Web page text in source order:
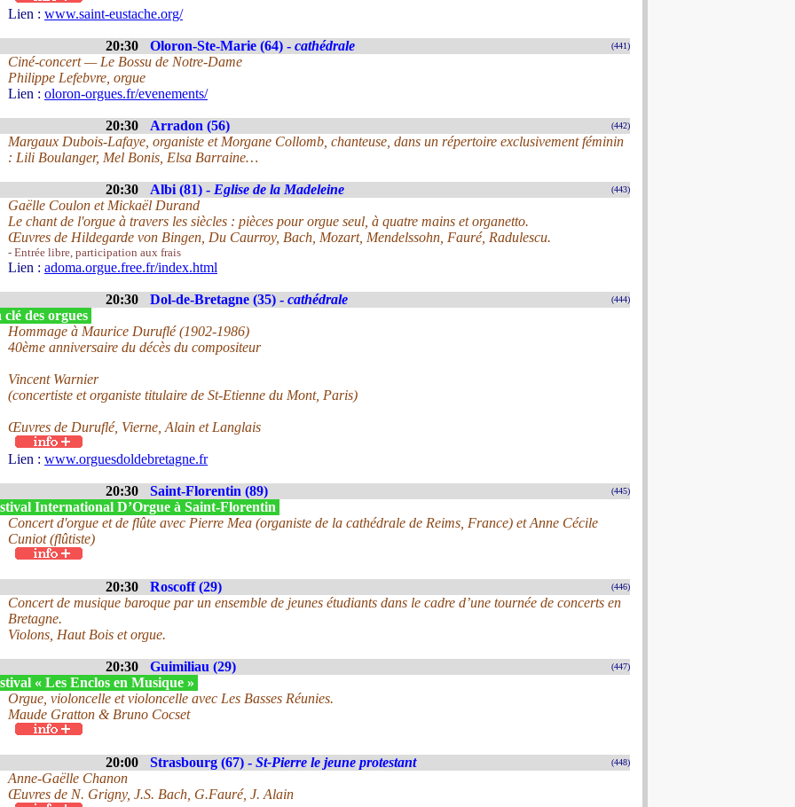
Lien : www.saint-eustache.org/
20:30 Oloron-Ste-Marie (64) - cathédrale (441)
Ciné-concert — Le Bossu de Notre-Dame
Philippe Lefebvre, orgue
Lien : oloron-orgues.fr/evenements/
20:30 Arradon (56) (442)
Margaux Dubois-Lafaye, organiste et Morgane Collomb, chanteuse, dans un répertoire exclusivement féminin
: Lili Boulanger, Mel Bonis, Elsa Barraine…
20:30 Albi (81) - Eglise de la Madeleine (443)
Gaëlle Coulon et Mickaël Durand
Le chant de l'orgue à travers les siècles : pièces pour orgue seul, à quatre mains et organetto.
Œuvres de Hildegarde von Bingen, Du Caurroy, Bach, Mozart, Mendelssohn, Fauré, Radulescu.
- Entrée libre, participation aux frais
Lien : adoma.orgue.free.fr/index.html
20:30 Dol-de-Bretagne (35) - cathédrale (444)
des orgues
Hommage à Maurice Duruflé (1902-1986)
40ème anniversaire du décès du compositeur
Vincent Warnier
(concertiste et organiste titulaire de St-Etienne du Mont, Paris)
Œuvres de Duruflé, Vierne, Alain et Langlais
Lien : www.orguesdoldebretagne.fr
20:30 Saint-Florentin (89) (445)
International D’Orgue à Saint-Florentin
Concert d'orgue et de flûte avec Pierre Mea (organiste de la cathédrale de Reims, France) et Anne Cécile
Cuniot (flûtiste)
20:30 Roscoff (29) (446)
Concert de musique baroque par un ensemble de jeunes étudiants dans le cadre d’une tournée de concerts en
Bretagne.
Violons, Haut Bois et orgue.
20:30 Guimiliau (29) (447)
« Les Enclos en Musique »
Orgue, violoncelle et violoncelle avec Les Basses Réunies.
Maude Gratton & Bruno Cocset
20:00 Strasbourg (67) - St-Pierre le jeune protestant (448)
Anne-Gaëlle Chanon
Œuvres de N. Grigny, J.S. Bach, G.Fauré, J. Alain